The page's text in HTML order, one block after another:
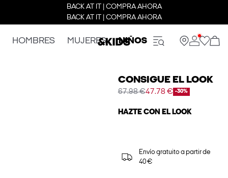
BACK AT IT | COMPRA AHORA
BACK AT IT | COMPRA AHORA
HOMBRES MUJERES NIÑOS
CONSIGUE EL LOOK
67.98 €47.78 € -30%
HAZTE CON EL LOOK
Envío gratuito a partir de
40 €